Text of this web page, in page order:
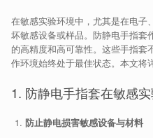
在敏感实验环境中，尤其是在电子
坏敏感设备或样品。防静电手指套
的高精度和高可靠性。这些手指
作环境始终处于最佳状态。本文将
1. 防静电手指套在敏感
防止静电损害敏感设备与材料